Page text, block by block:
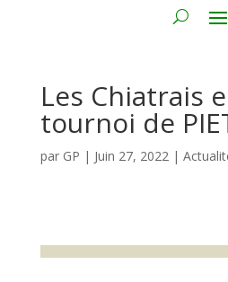
Les Chiatrais
tournoi de
par GP | Juin 27, 2022|